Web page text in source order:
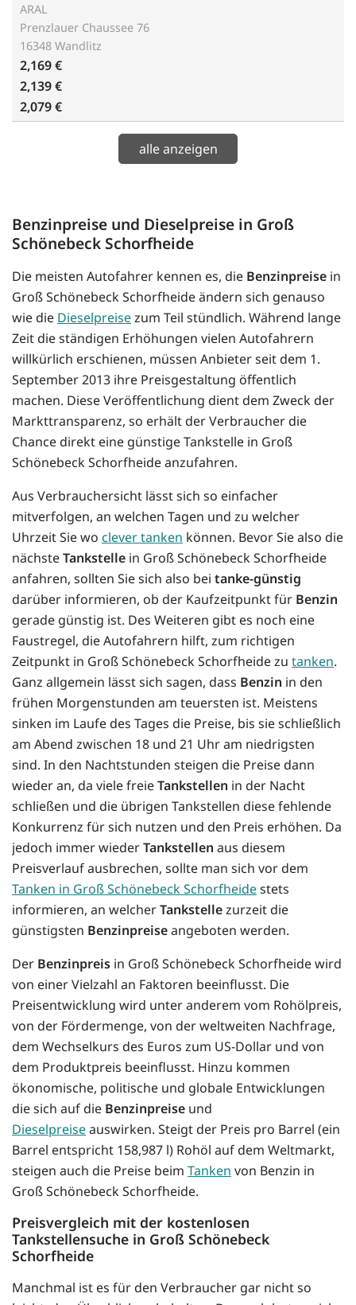
ARAL
Prenzlauer Chaussee 76
16348 Wandlitz
2,169 €
2,139 €
2,079 €
alle anzeigen
Benzinpreise und Dieselpreise in Groß
Schönebeck Schorfheide
Die meisten Autofahrer kennen es, die Benzinpreise in
Groß Schönebeck Schorfheide ändern sich genauso
wie die Dieselpreisezum Teil stündlich. Während lange
Zeit die ständigen Erhöhungen vielen Autofahrern
willkürlich erschienen, müssen Anbieter seit dem 1.
September 2013 ihre Preisgestaltung öffentlich
machen. Diese Veröffentlichung dient dem Zweck der
Markttransparenz, so erhält der Verbraucher die
Chance direkt eine günstige Tankstelle in Groß
Schönebeck Schorfheide anzufahren.
Aus Verbrauchersicht lässt sich so einfacher
mitverfolgen, an welchen Tagen und zu welcher
Uhrzeit Sie wo clever tanken können. Bevor Sie also die
nächsteTankstelle in Groß Schönebeck Schorfheide
anfahren, sollten Sie sich also bei tanke-günstig
darüber informieren, ob der Kaufzeitpunkt für Benzin
gerade günstig ist. Des Weiteren gibt es noch eine
Faustregel, die Autofahrern hilft, zum richtigen
Zeitpunkt in Groß Schönebeck Schorfheide zu tanken.
Ganz allgemein lässt sich sagen, dass Benzin in den
frühen Morgenstunden am teuersten ist. Meistens
sinken im Laufe des Tages die Preise, bis sie schließlich
am Abend zwischen 18 und 21 Uhr am niedrigsten
sind. In den Nachtstunden steigen die Preise dann
wieder an, da viele freieTankstellen in der Nacht
schließen und die übrigen Tankstellen diese fehlende
Konkurrenz für sich nutzen und den Preis erhöhen. Da
jedoch immer wiederTankstellen aus diesem
Preisverlauf ausbrechen, sollte man sich vor dem
Tanken in Groß Schönebeck Schorfheidestets
informieren, an welcherTankstellezurzeit die
günstigsten Benzinpreiseangeboten werden.
Der Benzinpreis in Groß Schönebeck Schorfheide wird
von einer Vielzahl an Faktoren beeinflusst. Die
Preisentwicklung wird unter anderem vom Rohölpreis,
von der Fördermenge, von der weltweiten Nachfrage,
dem Wechselkurs des Euros zum US-Dollar und von
dem Produktpreis beeinflusst. Hinzu kommen
ökonomische, politische und globale Entwicklungen
die sich auf die Benzinpreise und
Dieselpreiseauswirken. Steigt der Preis pro Barrel (ein
Barrel entspricht 158,987 l) Rohöl auf dem Weltmarkt,
steigen auch die Preise beim Tanken von Benzin in
Groß Schönebeck Schorfheide.
Preisvergleich mit der kostenlosen
Tankstellensuche in Groß Schönebeck
Schorfheide
Manchmal ist es für den Verbraucher gar nicht so